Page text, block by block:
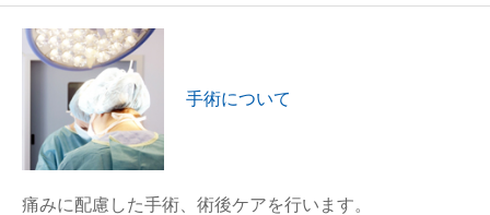
手術について
痛みに配慮した手術、術後ケアを行います。